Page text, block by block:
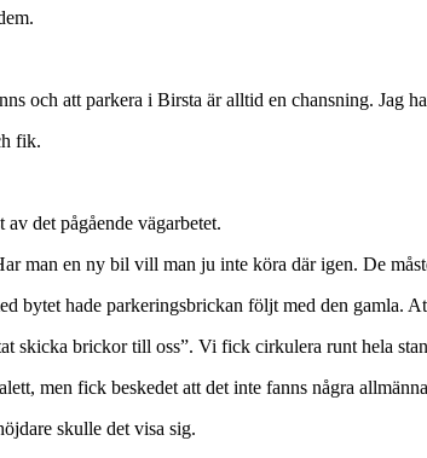
och att parkera i Birsta är alltid en chansning. Jag
fik.
det pågående vägarbetet.
man en ny bil vill man ju inte köra där igen. De
bytet hade parkeringsbrickan följt med den gamla.
skicka brickor till oss”. Vi fick cirkulera runt hela
men fick beskedet att det inte fanns några
skulle det visa sig.